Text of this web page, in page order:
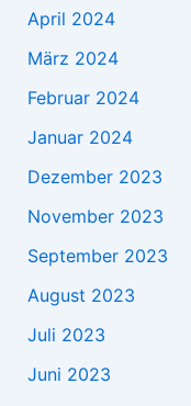
April 2024
März 2024
Februar 2024
Januar 2024
Dezember 2023
November 2023
September 2023
August 2023
Juli 2023
Juni 2023